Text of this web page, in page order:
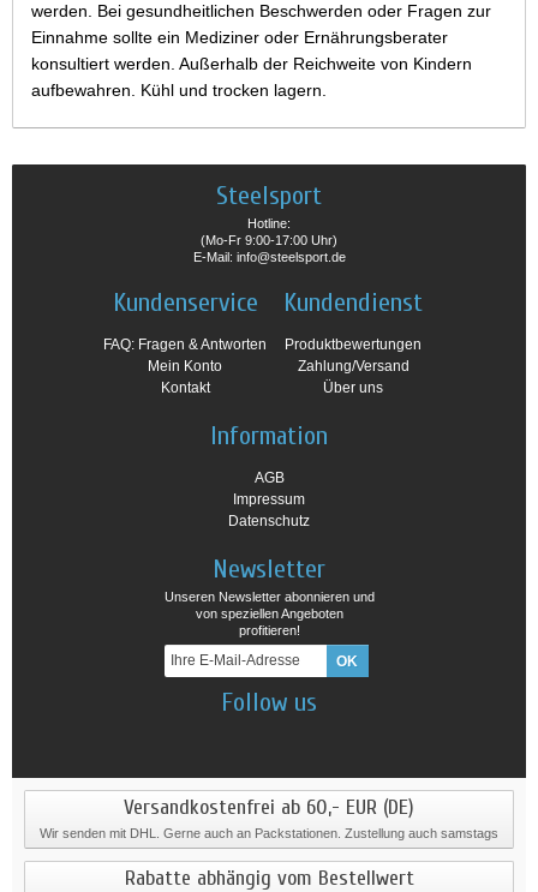
werden. Bei gesundheitlichen Beschwerden oder Fragen zur
Einnahme sollte ein Mediziner oder Ernährungsberater
konsultiert werden. Außerhalb der Reichweite von Kindern
aufbewahren. Kühl und trocken lagern.
Steelsport
Hotline:
(Mo-Fr 9:00-17:00 Uhr)
E-Mail: info@steelsport.de
Kundenservice
FAQ: Fragen & Antworten
Mein Konto
Kontakt
Kundendienst
Produktbewertungen
Zahlung/Versand
Über uns
Information
AGB
Impressum
Datenschutz
Newsletter
Unseren Newsletter abonnieren und
von speziellen Angeboten
profitieren!
Follow us
Versandkostenfrei ab 60,- EUR (DE)
Wir senden mit DHL. Gerne auch an Packstationen. Zustellung auch samstags
Rabatte abhängig vom Bestellwert